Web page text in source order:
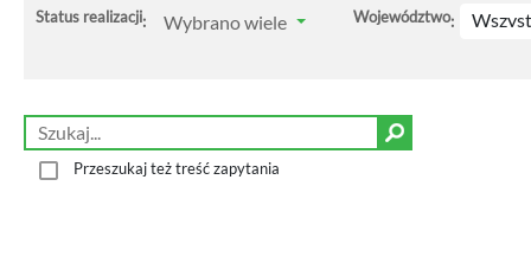
Status realizacji: Wybrano wiele Województwo:
Przeszukaj też treść zapytania